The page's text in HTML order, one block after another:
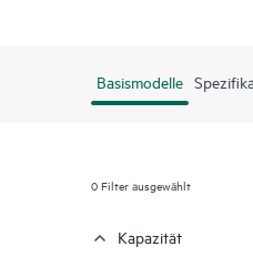
Basismodelle
0Filter ausgewählt
Kapazität